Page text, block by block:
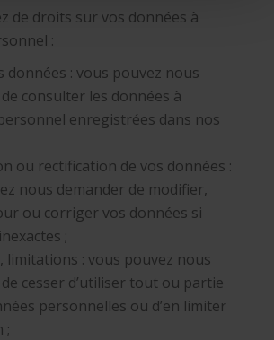
de droits sur vos données à
:
données : vous pouvez nous
consulter les données à
enregistrées dans nos
ou rectification de vos données :
nous demander de modifier,
ou corriger vos données si
;
limitations : vous pouvez nous
cesser d’utiliser tout ou partie
personnelles ou d’en limiter
;